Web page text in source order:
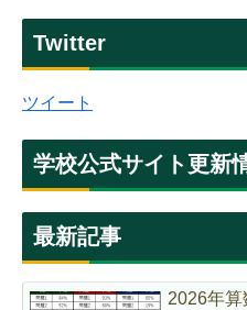
Twitter
ツイート
学校公式サイト更新
最新記事
2026年算